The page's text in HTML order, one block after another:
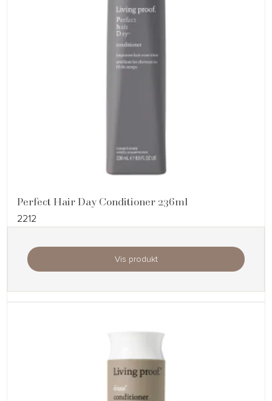
Perfect Hair Day Conditioner 236ml
2212
Vis produkt